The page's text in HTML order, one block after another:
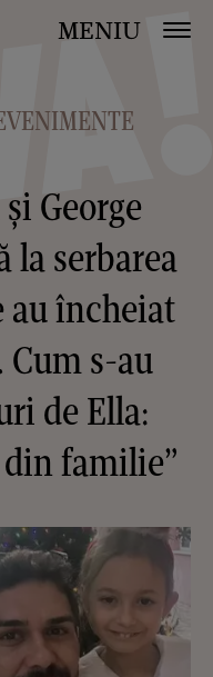
MENIU
George
la serbarea
au încheiat
Cum s-au
de Ella:
familie”